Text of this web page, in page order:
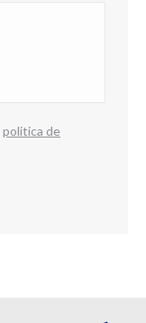
politica de